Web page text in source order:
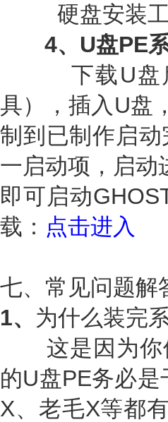
硬盘安装工
4、U盘PE
下载U盘启
具），插入U盘
制到已制作启
一启动项，启动
即可启动
载： 点击进入
七、常见问题解
1、 为什么装完
这是因为你
的U盘PE务必
X、老毛X等都